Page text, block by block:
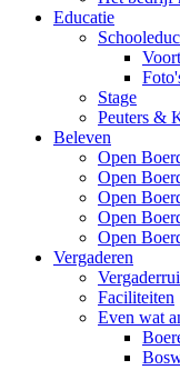
Educatie
Stage
Peuters &
Beleven
Open
Open
Open
Open
Open
Vergaderen
Faciliteiten
Even wat